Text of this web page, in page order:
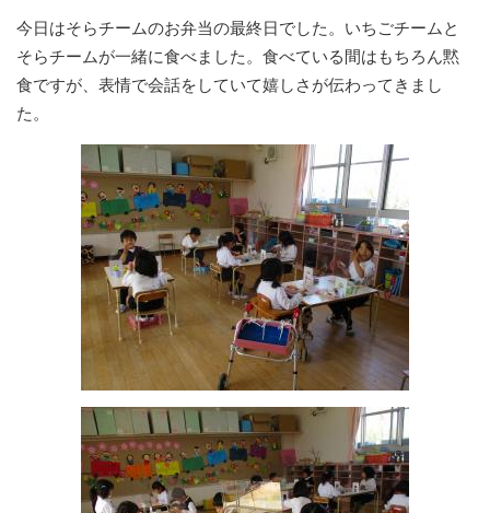
今日はそらチームのお弁当の最終日でした。いちごチームと
そらチームが一緒に食べました。食べている間はもちろん黙
食ですが、表情で会話をしていて嬉しさが伝わってきまし
た。